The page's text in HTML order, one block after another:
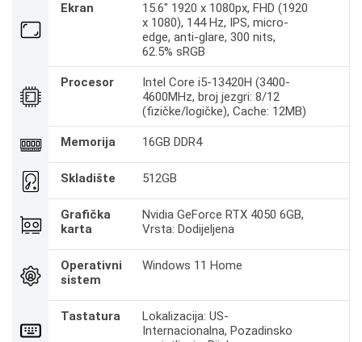
Ekran
15.6" 1920 x 1080px, FHD (1920
x 1080), 144 Hz, IPS, micro-
edge, anti-glare, 300 nits,
62.5% sRGB
Procesor
Intel Core i5-13420H (3400-
4600MHz, broj jezgri: 8/12
(fizičke/logičke), Cache: 12MB)
Memorija 16GB DDR4
Skladište 512GB
Grafička
karta
Nvidia GeForce RTX 4050 6GB,
Vrsta: Dodijeljena
Operativni
sistem
Windows 11 Home
Tastatura
Lokalizacija: US-
Internacionalna, Pozadinsko